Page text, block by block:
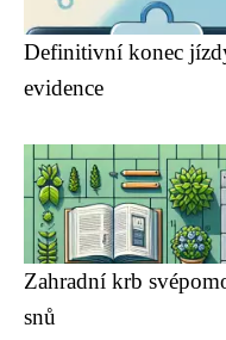
Definitivní konec
evidence
Zahradní krb
snů